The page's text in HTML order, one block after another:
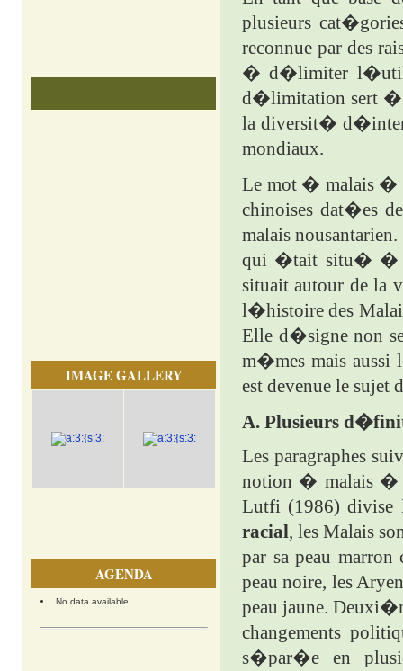
IMAGE GALLERY
AGENDA
No data available
plusieurs
reconnue par des
� d�limiter
d�limitation sert �
la diversit�
mondiaux.
Le mot � malais �
chinoises dat�es
malais
qui �tait situ� �
situait autour de la
l�histoire des
Elle d�signe non
m�mes mais aussi
est devenue le sujet
A. Plusieurs
Les paragraphes
notion � malais �
Lutfi (1986) divise
racial, les Malais
par sa peau
peau noire, les
peau jaune.
changements
s�par�e en